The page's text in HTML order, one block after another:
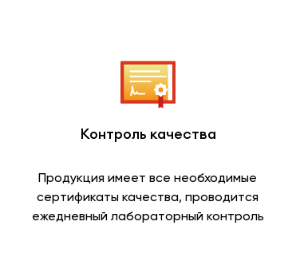
Контроль качества
Продукция имеет все необходимые
сертификаты качества, проводится
ежедневный лабораторный контроль